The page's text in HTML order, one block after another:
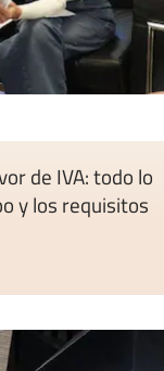
de IVA: todo lo
y los requisitos